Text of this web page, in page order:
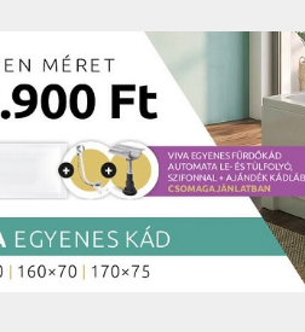
Sapho Polysan Easy
cm zuhanyajtó
kerettel
Sapho Polysan Easy Line
tolóajtóval, fekete kerettel
biztonsági üveg Univerzális